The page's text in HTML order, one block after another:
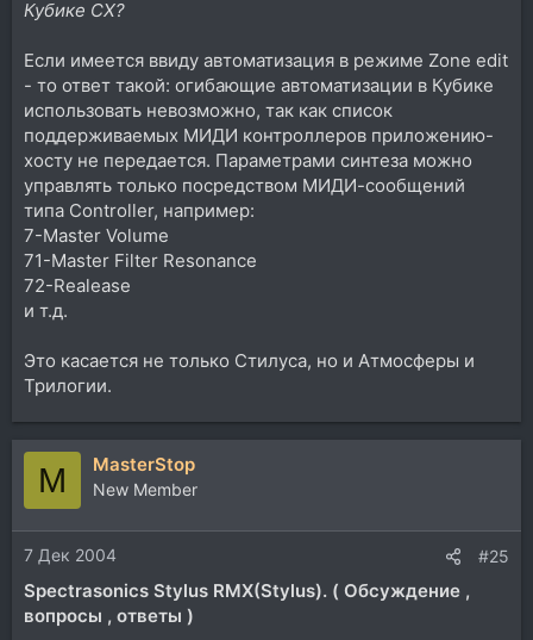
Кубике СХ?
Если имеется ввиду автоматизация в режиме Zone edit
- то ответ такой: огибающие автоматизации в Кубике
использовать невозможно, так как список
поддерживаемых МИДИ контроллеров приложению-
хосту не передается. Параметрами синтеза можно
управлять только посредством МИДИ-сообщений
типа Controller, например:
7-Master Volume
71-Master Filter Resonance
72-Realease
и т.д.
Это касается не только Стилуса, но и Атмосферы и
Трилогии.
M MasterStop
New Member
7 Дек 2004 #25
Spectrasonics Stylus RMX(Stylus). ( Обсуждение ,
вопросы , ответы )